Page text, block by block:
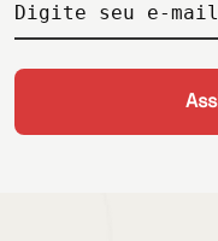
Digite seu e-mail